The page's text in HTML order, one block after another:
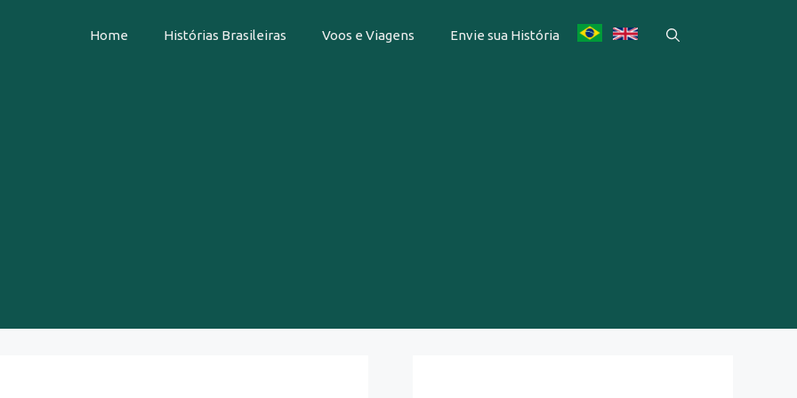
Home Histórias Brasileiras Voos e Viagens Envie sua História